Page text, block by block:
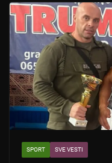
A
p
p
b
o
o
k
SPORT SVE VESTI